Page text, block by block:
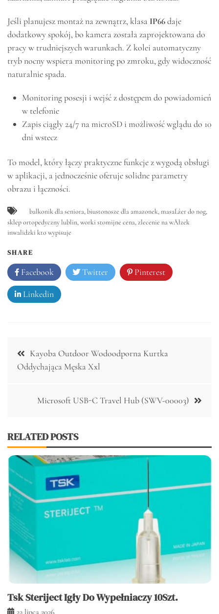
Jeśli planujesz montaż na zewnątrz, klasa IP66daje
dodatkowy spokój, bo kamera została zaprojektowana do
pracy w trudniejszych warunkach. Z kolei automatyczny
tryb nocny wspiera monitoring po zmroku, gdy widoczność
naturalnie spada.
Monitoring posesji i wejść z dostępem do powiadomień
w telefonie
Zapis ciągły 24/7 na microSD i możliwość wglądu do 10
dni wstecz
To model, który łączy praktyczne funkcje z wygodą obsługi
w aplikacji, a jednocześnie oferuje solidne parametry
obrazu i łączności.
balkonik dla seniora,biustonosze dla amazonek,masaĹźer do nog,
sklep ortopedyczny lublin,worki stomijne cena,zlecenie na wĂłzek
inwalidzki kto wypisuje
SHARE
Facebook Twitter Pinterest
Linkedin
Nawigacja
wpisu
Kayoba Outdoor Wodoodporna Kurtka
Oddychająca Męska Xxl
Microsoft USB-C Travel Hub (SWV-00003)
RELATED POSTS
Tsk Steriject Igły Do Wypełniaczy 10Szt.